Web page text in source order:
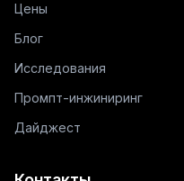
Цены
Блог
Исследования
Промпт-инжиниринг
Дайджест